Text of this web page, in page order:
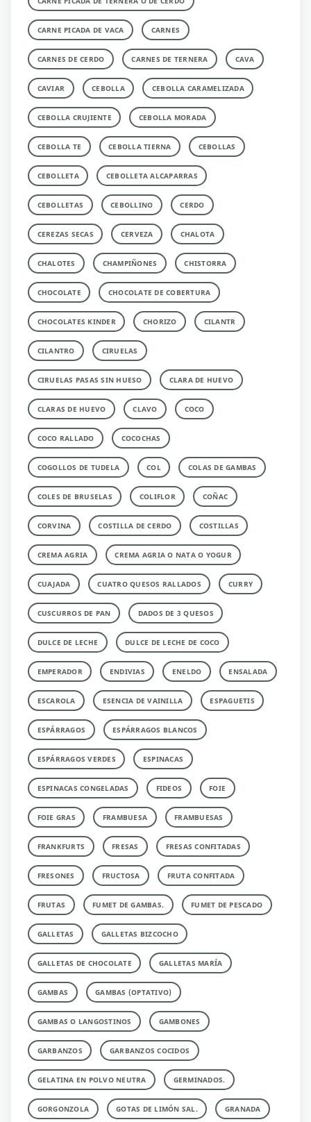
CARNE PICADA DE VACA CARNES
CARNES DE CERDO CARNES DE TERNERA CAVA
CAVIAR CEBOLLA CEBOLLA CARAMELIZADA
CEBOLLA CRUJIENTE CEBOLLA MORADA
CEBOLLA TE CEBOLLA TIERNA CEBOLLAS
CEBOLLETA CEBOLLETA ALCAPARRAS
CEBOLLETAS CEBOLLINO CERDO
CEREZAS SECAS CERVEZA CHALOTA
CHALOTES CHAMPIÑONES CHISTORRA
CHOCOLATE CHOCOLATE DE COBERTURA
CHOCOLATES KINDER CHORIZO CILANTR
CILANTRO CIRUELAS
CIRUELAS PASAS SIN HUESO CLARA DE HUEVO
CLARAS DE HUEVO CLAVO COCO
COCO RALLADO COCOCHAS
COGOLLOS DE TUDELA COL COLAS DE GAMBAS
COLES DE BRUSELAS COLIFLOR COÑAC
CORVINA COSTILLA DE CERDO COSTILLAS
CREMA AGRIA CREMA AGRIA O NATA O YOGUR
CUAJADA CUATRO QUESOS RALLADOS CURRY
CUSCURROS DE PAN DADOS DE 3 QUESOS
DULCE DE LECHE DULCE DE LECHE DE COCO
EMPERADOR ENDIVIAS ENELDO ENSALADA
ESCAROLA ESENCIA DE VAINILLA ESPAGUETIS
ESPÁRRAGOS ESPÁRRAGOS BLANCOS
ESPÁRRAGOS VERDES ESPINACAS
ESPINACAS CONGELADAS FIDEOS FOIE
FOIE GRAS FRAMBUESA FRAMBUESAS
FRANKFURTS FRESAS FRESAS CONFITADAS
FRESONES FRUCTOSA FRUTA CONFITADA
FRUTAS FUMET DE GAMBAS. FUMET DE PESCADO
GALLETAS GALLETAS BIZCOCHO
GALLETAS DE CHOCOLATE GALLETAS MARÍA
GAMBAS GAMBAS (OPTATIVO)
GAMBAS O LANGOSTINOS GAMBONES
GARBANZOS GARBANZOS COCIDOS
GELATINA EN POLVO NEUTRA GERMINADOS.
GORGONZOLA GOTAS DE LIMÓN SAL. GRANADA